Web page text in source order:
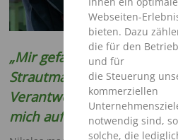
Webseiten-
bieten. Dazu
die für den
und für
die Steuerung
kommerziellen
notwendig sind,
solche, die
„Mir gefallen die
Strautmann. Ich habe
Verantwortung
mich auf weitere